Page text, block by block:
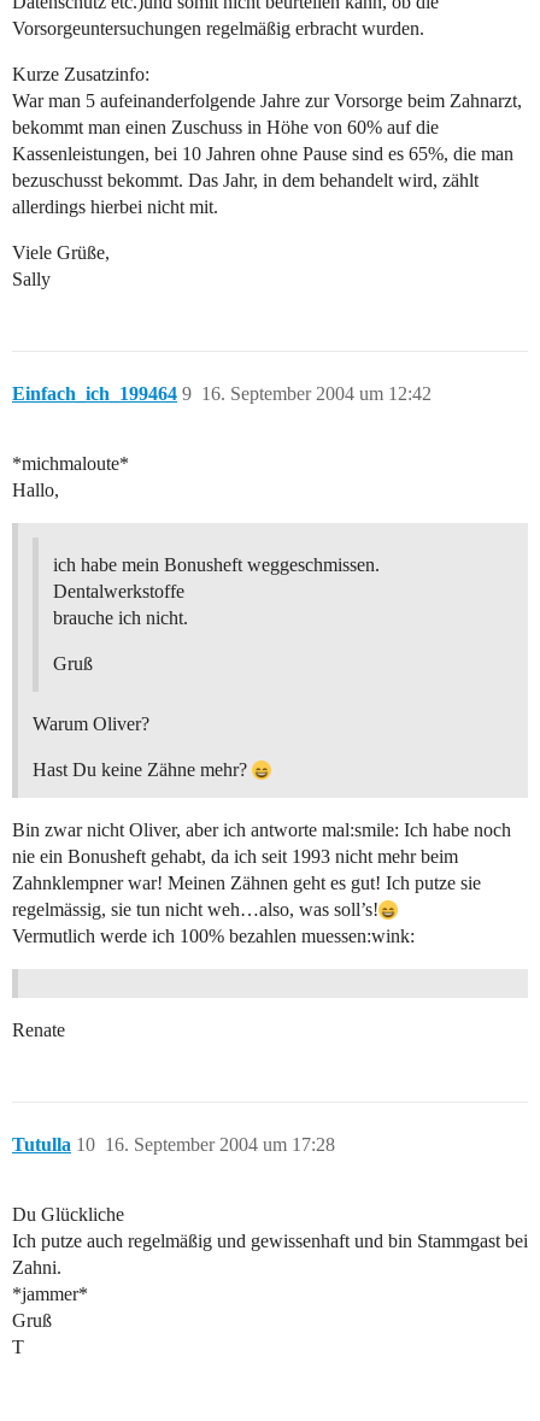
Vorsorgeuntersuchungen regelmäßig erbracht wurden.
Kurze Zusatzinfo:
War man 5 aufeinanderfolgende Jahre zur Vorsorge beim Zahnarzt,
bekommt man einen Zuschuss in Höhe von 60% auf die
Kassenleistungen, bei 10 Jahren ohne Pause sind es 65%, die man
bezuschusst bekommt. Das Jahr, in dem behandelt wird, zählt
allerdings hierbei nicht mit.
Viele Grüße,
Sally
Einfach_ich_199464 16. September 2004 um 12:42
9
*michmaloute*
Hallo,
ich habe mein Bonusheft weggeschmissen.
Dentalwerkstoffe
brauche ich nicht.
Gruß
Warum Oliver?
Hast Du keine Zähne mehr?
Bin zwar nicht Oliver, aber ich antworte mal:smile: Ich habe noch
nie ein Bonusheft gehabt, da ich seit 1993 nicht mehr beim
Zahnklempner war! Meinen Zähnen geht es gut! Ich putze sie
regelmässig, sie tun nicht weh…also, was soll’s!
Vermutlich werde ich 100% bezahlen muessen:wink:
Renate
Tutulla 16. September 2004 um 17:28
10
Du Glückliche
Ich putze auch regelmäßig und gewissenhaft und bin Stammgast bei
Zahni.
*jammer*
Gruß
T